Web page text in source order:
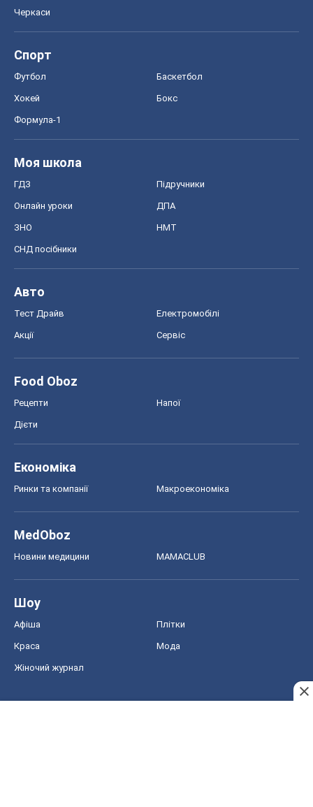
Черкаси
Спорт
Футбол Баскетбол
Хокей Бокс
Формула-1
Моя школа
ГДЗ Підручники
Онлайн уроки ДПА
ЗНО НМТ
СНД посібники
Авто
Тест Драйв Електромобілі
Акції Сервіс
Food Oboz
Рецепти Напої
Дієти
Економіка
Ринки та компанії Макроекономіка
MedOboz
Новини медицини MAMACLUB
Шоу
Афіша Плітки
Краса Мода
Жіночий журнал